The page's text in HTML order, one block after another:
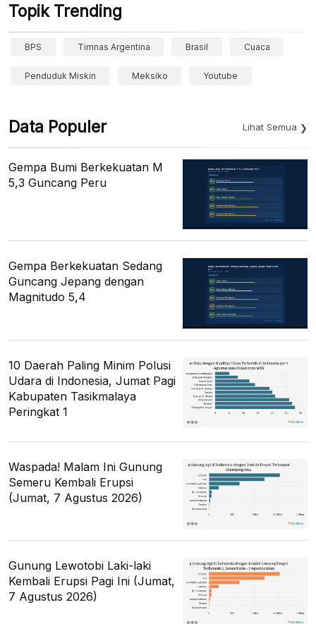
Topik Trending
BPS Timnas Argentina Brasil Cuaca
Penduduk Miskin Meksiko Youtube
Data Populer Lihat Semua
Gempa Bumi Berkekuatan M
5,3 Guncang Peru
Gempa Berkekuatan Sedang
Guncang Jepang dengan
Magnitudo 5,4
10 Daerah Paling Minim Polusi
Udara di Indonesia, Jumat Pagi
Kabupaten Tasikmalaya
Peringkat 1
Waspada! Malam Ini Gunung
Semeru Kembali Erupsi
(Jumat, 7 Agustus 2026)
Gunung Lewotobi Laki-laki
Kembali Erupsi Pagi Ini (Jumat,
7 Agustus 2026)